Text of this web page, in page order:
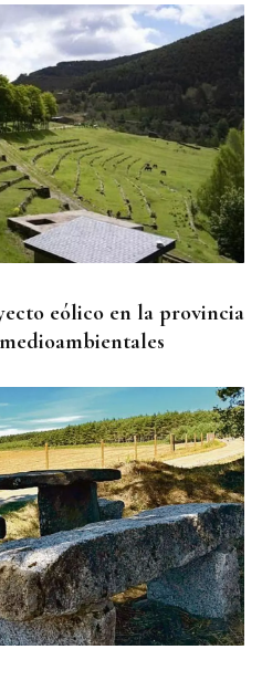
muertos durante la
eólico en la provincia